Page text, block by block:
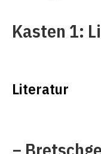
Kasten 1:
Literatur